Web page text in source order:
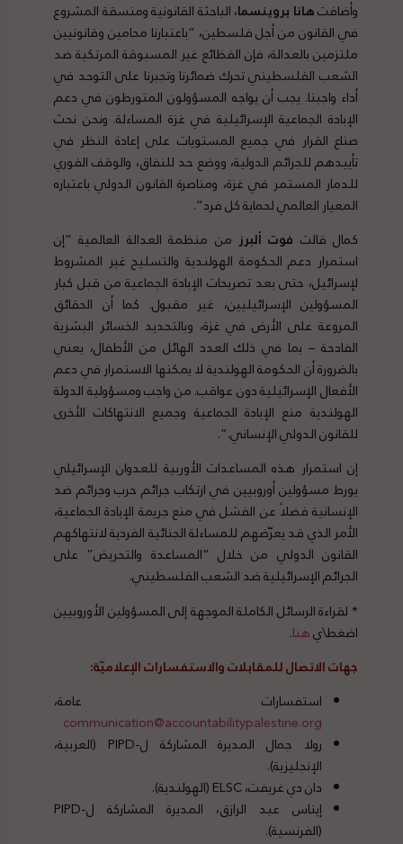
وأضافتهانا بروينسما، الباحثة القانونية ومنسقة المشروع
في القانون من أجل فلسطين، “باعتبارنا محامين وقانونيين
ملتزمين بالعدالة، فإن الفظائع غير المسبوقة المرتكبة ضد
الشعب الفلسطيني تحرك ضمائرنا وتجبرنا على التوحد في
أداء واجبنا. يجب أن يواجه المسؤولون المتورطون في دعم
الإبادة الجماعية الإسرائيلية في غزة المساءلة. ونحن نحث
صناع القرار في جميع المستويات على إعادة النظر في
تأييدهم للجرائم الدولية، ووضع حد للنفاق، والوقف الفوري
للدمار المستمر في غزة، ومناصرة القانون الدولي باعتباره
المعيار العالمي لحماية كل فرد”.
كمال قالت فوت ألبرز من منظمة العدالة العالمية “إن
استمرار دعم الحكومة الهولندية والتسليح غير المشروط
لإسرائيل، حتى بعد تصريحات الإبادة الجماعية من قبل كبار
المسؤولين الإسرائيليين، غير مقبول. كما أن الحقائق
المروعة على الأرض في غزة، وبالتحديد الخسائر البشرية
الفادحة – بما في ذلك العدد الهائل من الأطفال، يعني
بالضرورة أن الحكومة الهولندية لا يمكنها الاستمرار في دعم
الأفعال الإسرائيلية دون عواقب. من واجب ومسؤولية الدولة
الهولندية منع الإبادة الجماعية وجميع الانتهاكات الأخرى
للقانون الدولي الإنساني.”.
إن استمرار هذه المساعدات الأوربية للعدوان الإسرائيلي
يورط مسؤولين أوروبيين في ارتكاب جرائم حرب وجرائم ضد
الإنسانية فضلاً عن الفشل في منع جريمة الإبادة الجماعية،
الأمر الذي قد يعرّضهم للمساءلة الجنائية الفردية لانتهاكهم
القانون الدولي من خلال “المساعدة والتحريض” على
الجرائم الإسرائيلية ضد الشعب الفلسطيني.
* لقراءة الرسائل الكاملة الموجهة إلى المسؤولين الأوروبيين
اضغط\يهنا.
جهات الاتصال للمقابلات والاستفسارات الإعلاميّة:
استفسارات عامة،
communication@accountabilitypalestine.org
رولا جمال المديرة المشاركة ل-PIPD (العربية،
الإنجليزية).
دان دي غريفت، ELSC (الهولندية).
إيناس عبد الرازق، المديرة المشاركة ل-PIPD
(الفرنسية).